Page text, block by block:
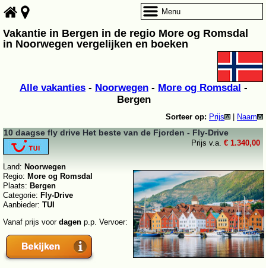
Vakantie in Bergen in de regio More og Romsdal
in Noorwegen vergelijken en boeken
Alle vakanties - Noorwegen - More og Romsdal -
Bergen
Sorteer op: Prijs Naam
10 daagse fly drive Het beste van de Fjorden - Fly-Drive
Prijs v.a. € 1.340,00
Land: Noorwegen
Regio: More og Romsdal
Plaats: Bergen
Categorie: Fly-Drive
Aanbieder: TUI
Vanaf prijs voor dagen p.p. Vervoer:
Menu